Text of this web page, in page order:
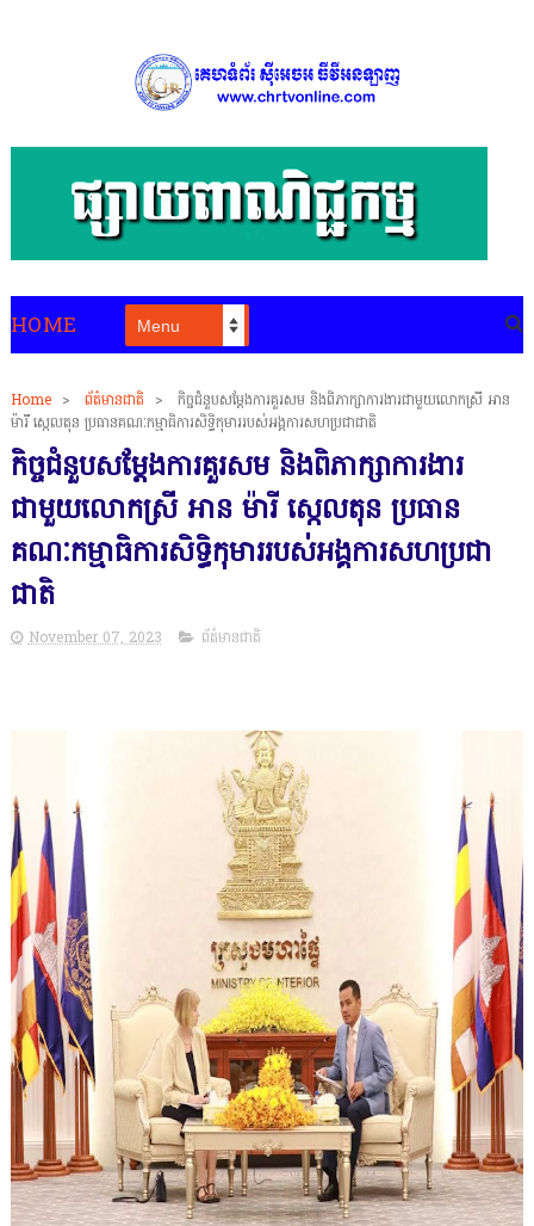
HOME
Home > ព័ត៌មានជាតិ >
កិច្ចជំនួបសម្តែងការគួរសម និងពិភាក្សាការងារជាមួយលោកស្រី អាន
ម៉ារី ស្កេលតុន ប្រធានគណៈកម្មាធិការសិទ្ធិកុមាររបស់អង្គការសហប្រជាជាតិ
កិច្ចជំនួបសម្តែងការគួរសម និងពិភាក្សាការងារ
ជាមួយលោកស្រី អាន ម៉ារី ស្កេលតុន ប្រធាន
គណៈកម្មាធិការសិទ្ធិកុមាររបស់អង្គការសហប្រជា
ជាតិ
November 07, 2023 ព័ត៌មានជាតិ